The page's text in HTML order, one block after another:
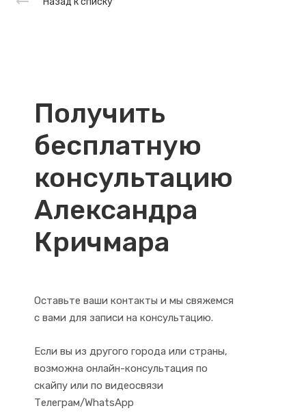
Получить
бесплатную
консультацию
Александра
Кричмара
Оставьте ваши контакты и мы свяжемся
с вами для записи на консультацию.
Если вы из другого города или страны,
возможна онлайн-консультация по
скайпу или по видеосвязи
Телеграм/WhatsApp